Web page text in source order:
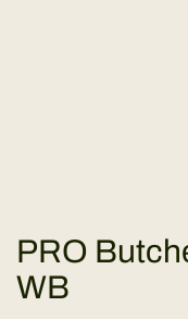
PRO
WB